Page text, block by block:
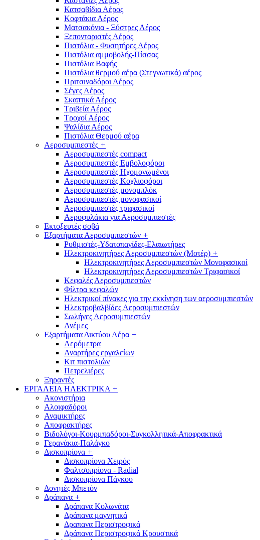
Κατσαβίδια Αέρος
Κοφτάκια Αέρος
Ματσακόνια - Ξύστρες Αέρος
Ξεπονταριστές Αέρος
Πιστόλια - Φυσητήρες Αέρος
Πιστόλια αμμοβολής-Πίσσας
Πιστόλια Βαφής
Πιστόλια θερμού αέρα (Στεγνωτικά) αέρος
Πριτσιναδόροι Αέρος
Σέγες Αέρος
Σκαπτικά Αέρος
Τριβεία Αέρος
Τροχοί Αέρος
Ψαλίδια Αέρος
Πιστόλια Θερμού αέρα
Αεροσυμπιεστές +
Αεροσυμπιεστές compact
Αεροσυμπιεστές Εμβολοφόροι
Αεροσυμπιεστές Ηχομονωμένοι
Αεροσυμπιεστές Κοχλιοφόροι
Αεροσυμπιεστές μονομπλόκ
Αεροσυμπιεστές μονοφασικοί
Αεροσυμπιεστές τριφασικοί
Αεροφυλάκια για Αεροσυμπιεστές
Εκτοξευτές σοβά
Εξαρτήματα Αεροσυμπιεστών +
Ρυθμιστές-Υδατοπαγίδες-Ελαιωτήρες
Ηλεκτροκινητήρες Αεροσυμπιεστών (Μοτέρ) +
Ηλεκτροκινητήρες Αεροσυμπιεστών Μονοφασικοί
Ηλεκτροκινητήρες Αεροσυμπιεστών Τριφασικοί
Κεφαλές Αεροσυμπιεστών
Φίλτρα κεφαλών
Ηλεκτρικοί πίνακες για την εκκίνηση των αεροσυμπιεστών
Ηλεκτροβαλβίδες Αεροσυμπιεστών
Σωλήνες Αεροσυμπιεστών
Ανέμες
Εξαρτήματα Δικτύου Αέρα +
Αερόμετρα
Αναρτήρες εργαλείων
Κιτ πιστολιών
Πετρελιέρες
Ξηραντές
ΕΡΓΑΛΕΙΑ ΗΛΕΚΤΡΙΚΑ +
Ακονιστήρια
Αλοιφαδόροι
Αναμικτήρες
Αποφρακτήρες
Βιδολόγοι-Κουρμπαδόροι-Συγκολλητικά-Αποφρακτικά
Γερανάκια-Παλάγκο
Δισκοπρίονα +
Δισκοπρίονα Χειρός
Φαλτσοπρίονα - Radial
Δισκοπρίονα Πάγκου
Δονητές Μπετόν
Δράπανα +
Δράπανα Κολωνάτα
Δράπανα μαγνητικά
Δραπανα Περιστροφικά
Δράπανα Περιστροφικά Κρουστικά